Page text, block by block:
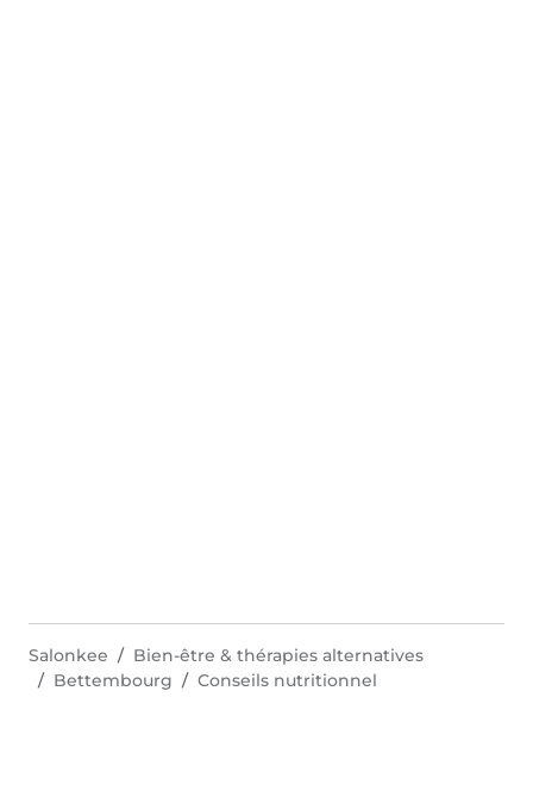
Salonkee
Bien-être & thérapies alternatives
Bettembourg
Conseils nutritionnel